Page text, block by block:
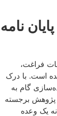
نامه
فراغت،
است. با درک
گام به
پژوهش برجسته
یک وعده